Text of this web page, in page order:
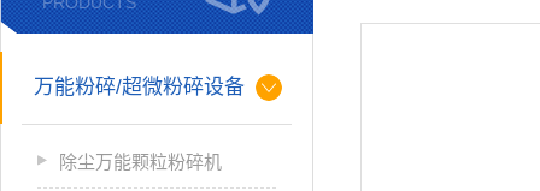
万能粉碎/超微粉碎设备
除尘万能颗粒粉碎机